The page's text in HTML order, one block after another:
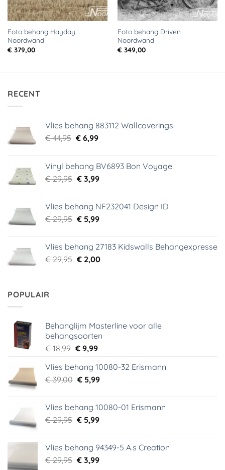
Foto behang Hayday
Noordwand
€ 379,00
Foto behang Driven
Noordwand
€ 349,00
RECENT
Vlies behang 883112 Wallcoverings
€44,95 Oorspronkelijke
€ 44,95.
€6,99Huidige
€ 6,99.
Vinyl behang BV6893 Bon Voyage
€29,95 Oorspronkelijke
€ 29,95.
€3,99Huidige
€ 3,99.
Vlies behang NF232041 Design ID
€29,95 Oorspronkelijke
€ 29,95.
€5,99Huidige
€ 5,99.
Vlies behang 27183 Kidswalls Behangexpresse
€29,95 Oorspronkelijke
€2,00Huidige
POPULAIR
Behanglijm Masterline voor alle
behangsoorten
€18,99 Oorspronkelijke
was:
€ 18,99.
€9,99Huidige
is:
€ 9,99.
Vlies behang 10080-32 Erismann
€39,00 Oorspronkelijke
€ 39,00.
€5,99Huidige
€ 5,99.
Vlies behang 10080-01 Erismann
€29,95 Oorspronkelijke
€ 29,95.
€5,99Huidige
€ 5,99.
Vlies behang 94349-5 A.s Creation
€29,95 Oorspronkelijke
€3,99Huidige